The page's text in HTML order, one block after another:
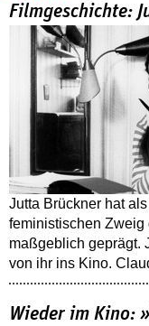
Filmgeschichte:
Jutta Brückner hat
feministischen
maßgeblich geprägt.
von ihr ins Kino.
Wieder im Kino: